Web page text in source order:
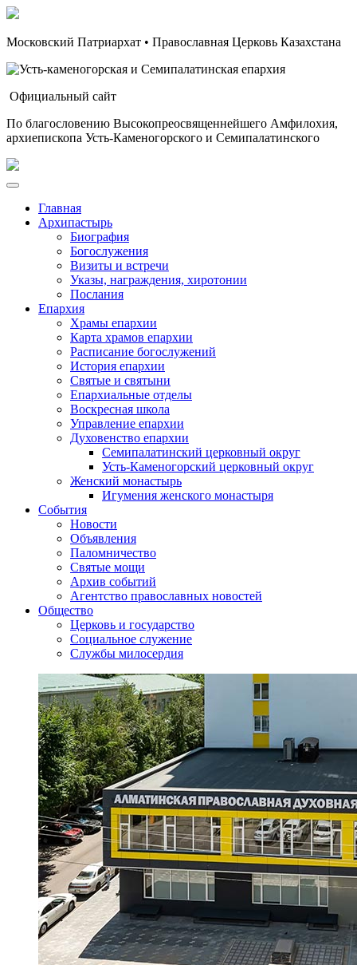
Московский Патриархат • Православная Церковь Казахстана
Официальный сайт
По благословению Высокопреосвященнейшего Амфилохия,
архиепископа Усть-Каменогорского и Семипалатинского
Главная
Архипастырь
Биография
Богослужения
Визиты и встречи
Указы, награждения, хиротонии
Послания
Епархия
Храмы епархии
Карта храмов епархии
Расписание богослужений
История епархии
Святые и святыни
Епархиальные отделы
Воскресная школа
Управление епархии
Духовенство епархии
Семипалатинский церковный округ
Усть-Каменогорский церковный округ
Женский монастырь
Игумения женского монастыря
События
Новости
Объявления
Паломничество
Святые мощи
Архив событий
Агентство православных новостей
Общество
Церковь и государство
Социальное служение
Службы милосердия